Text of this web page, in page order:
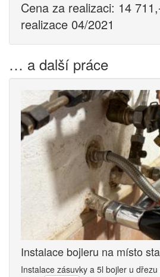
Cena za realizaci: 14
realizace 04/2021
… a další práce
Instalace bojleru na místo
Instalace zásuvky a 5l bojler u